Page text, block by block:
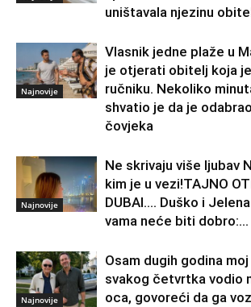
uništavala njezinu
Najnovije
Vlasnik jedne plaže u
je otjerati obitelj koja
ručniku. Nekoliko
shvatio je da je
čovjeka
Najnovije
Ne skrivaju više ljubav
kim je u vezi!TAJNO
DUBAI…. Duško i
vama neće biti dobro:...
Najnovije
Osam dugih godina
svakog četvrtka vodio
oca, govoreći da ga